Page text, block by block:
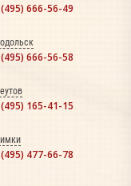
666-56-49
666-56-58
165-41-15
477-66-78